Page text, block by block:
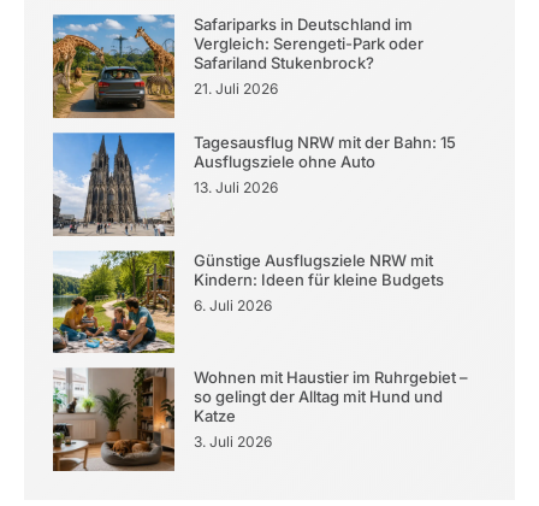
Safariparks in Deutschland im
Vergleich: Serengeti-Park oder
Safariland Stukenbrock?
21. Juli 2026
Tagesausflug NRW mit der Bahn: 15
Ausflugsziele ohne Auto
13. Juli 2026
Günstige Ausflugsziele NRW mit
Kindern: Ideen für kleine Budgets
6. Juli 2026
Wohnen mit Haustier im Ruhrgebiet –
so gelingt der Alltag mit Hund und
Katze
3. Juli 2026